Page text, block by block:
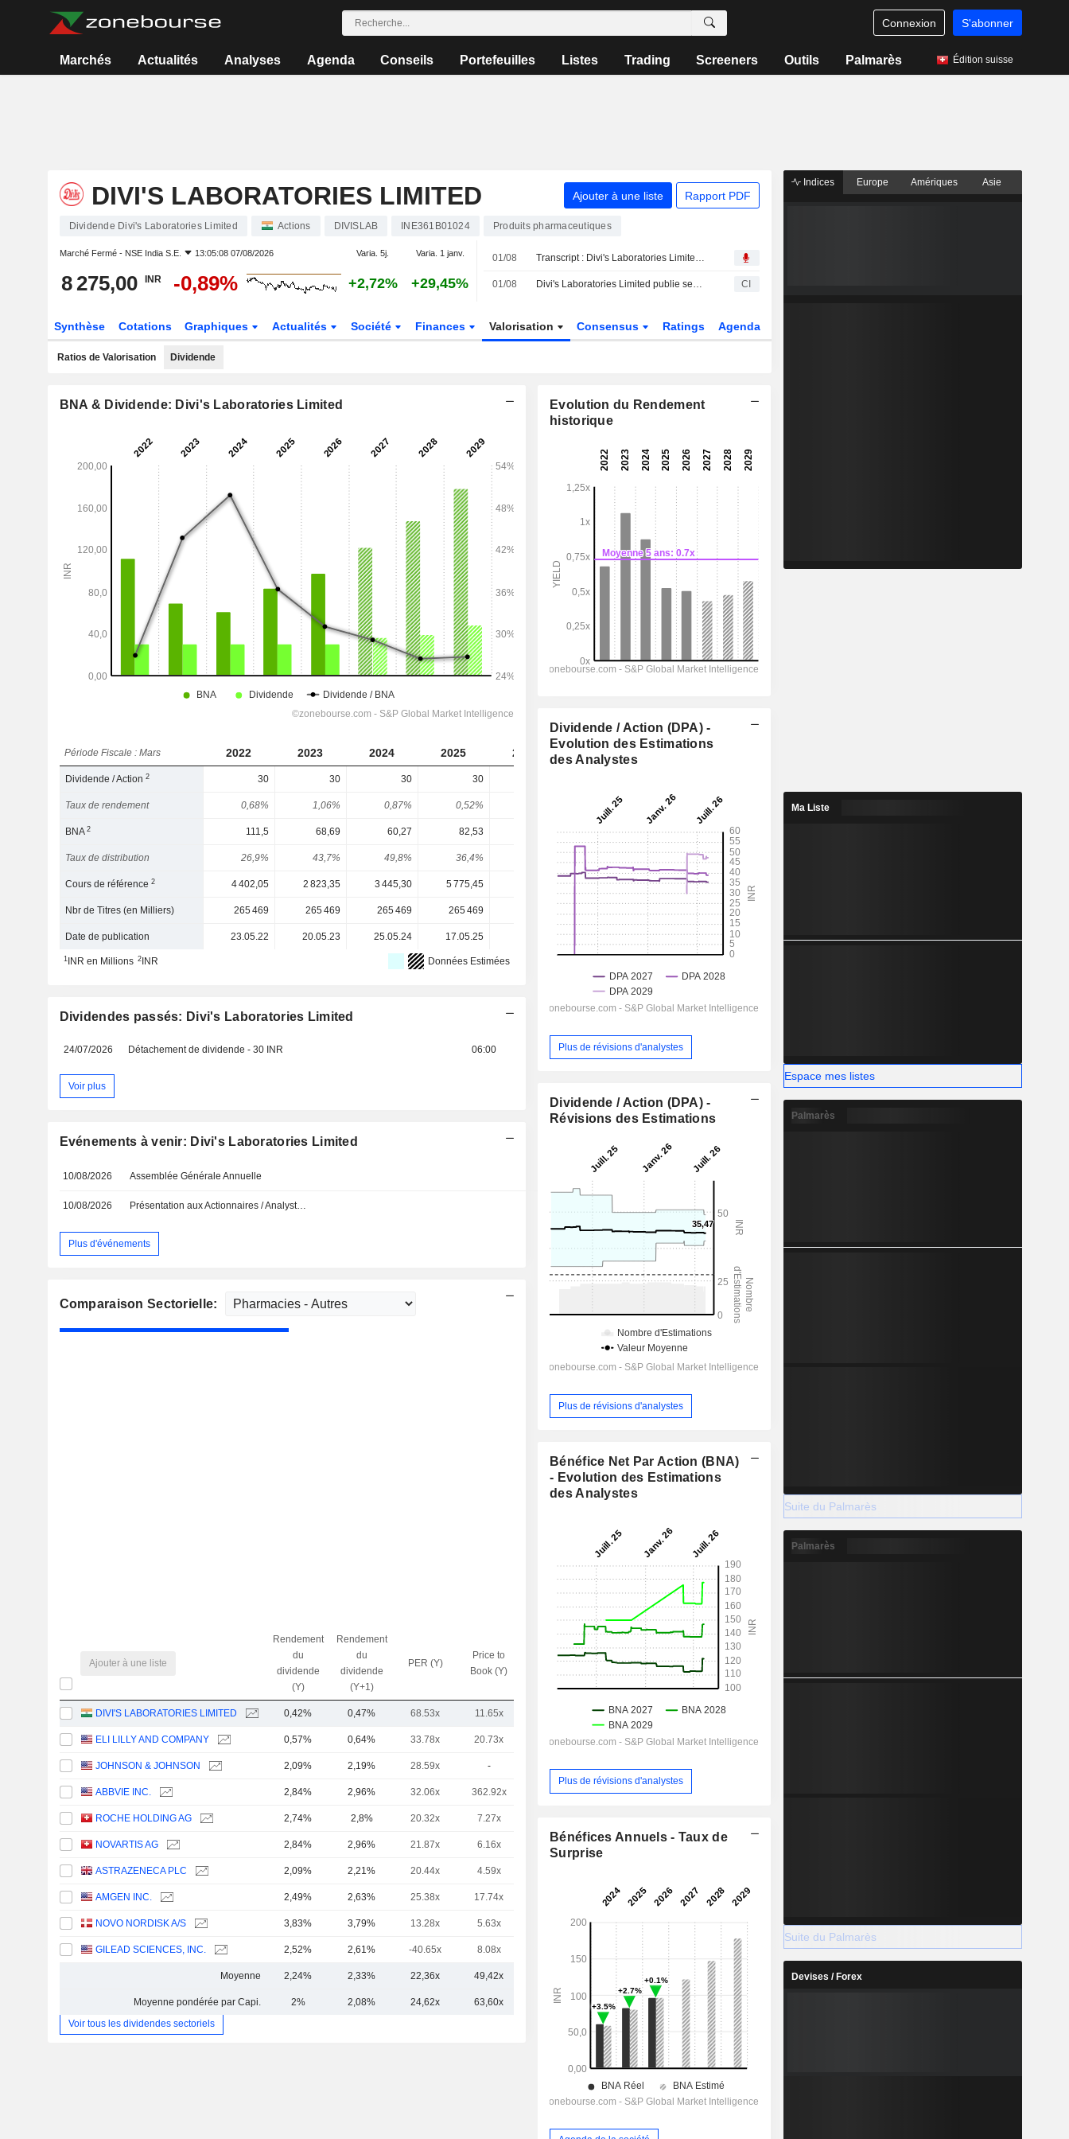
Connexion S'abonner
Marchés Actualités Analyses Agenda Conseils Portefeuilles Listes Trading Screeners Outils Palmarès Édition suisse
DIVI'S LABORATORIES LIMITED Ajouter à une liste Rapport PDF
Dividende Divi's Laboratories Limited Actions DIVISLAB INE361B01024 Produits pharmaceutiques
Marché Fermé - NSE India S.E. 13:05:08 07/08/2026 Varia. 5j. Varia. 1 janv.
8 275,00 INR -0,89% +2,72% +29,45%
01/08 Transcript : Divi's Laboratories Limited, Q1 2027 Earnings Call, Aug 01, 2026
01/08 Divi's Laboratories Limited publie ses résultats pour le premier trimestre clos le 30 juin 2026 CI
Synthèse Cotations Graphiques Actualités Société Finances Valorisation Consensus Ratings Agenda
Ratios de Valorisation Dividende
BNA & Dividende: Divi's Laboratories Limited
Période Fiscale : Mars 2022 2023 2024 2025 2026 2027
Dividende / Action2 30 30 30 30
Taux de rendement 0,68% 1,06% 0,87% 0,52% 0,43% 0,47%
BNA2 111,5 68,69 60,27 82,53 121,8 147,1
Taux de distribution 26,9% 43,7% 49,8% 36,4% 26,4%
Cours de référence2 4 402,05 2 823,35 3 445,30 5 775,45 8 275,00 8 275,00 8 275,00
Nbr de Titres (en Milliers) 265 469 265 469 265 469 265 469 265 469 -
Date de publication 23.05.22 20.05.23 25.05.24 17.05.25 - -
1INR en Millions 2INR Données Estimées
Dividendes passés: Divi's Laboratories Limited
24/07/2026 Détachement de dividende - 30 INR 06:00
Voir plus
Evénements à venir: Divi's Laboratories Limited
10/08/2026 Assemblée Générale Annuelle
10/08/2026 Présentation aux Actionnaires / Analystes 06:30
Plus d'événements
Comparaison Sectorielle:
Ajouter à une liste
Rendement
du
dividende
(Y)
Rendement
du
dividende
(Y+1)
PER (Y)
Price to
Book (Y)
VE / CA (Y)
DIVI'S LABORATORIES LIMITED 0,42% 0,47% 68.53x 11.65x
ELI LILLY AND COMPANY 0,57% 0,64% 33.78x 20.73x 12.37x
JOHNSON & JOHNSON 2,09% 2,19% 28.59x -
ABBVIE INC. 2,84% 2,96% 32.06x 362.92x 7.3x
ROCHE HOLDING AG 2,74% 2,8% 20.32x 7.27x
NOVARTIS AG 2,84% 2,96% 21.87x 6.16x 5.66x
ASTRAZENECA PLC 2,09% 2,21% 20.44x 4.59x
AMGEN INC. 2,49% 2,63% 25.38x 17.74x
NOVO NORDISK A/S 3,83% 3,79% 13.28x 5.63x
GILEAD SCIENCES, INC. 2,52% 2,61% -40.65x 8.08x
Moyenne 2,24% 2,33% 22,36x 49,42x
Moyenne pondérée par Capi. 2% 2,08% 24,62x 63,60x
8,14x
Voir tous les dividendes sectoriels
Evolution du Rendement
historique
Dividende / Action (DPA) -
Evolution des Estimations
des Analystes
Plus de révisions d'analystes
Dividende / Action (DPA) -
Révisions des Estimations
Plus de révisions d'analystes
Bénéfice Net Par Action (BNA)
- Evolution des Estimations
des Analystes
Plus de révisions d'analystes
Bénéfices Annuels - Taux de
Surprise
Indices Europe Amériques Asie
Ma Liste
Espace mes listes
Palmarès
Suite du Palmarès
Palmarès
Suite du Palmarès
Devises / Forex